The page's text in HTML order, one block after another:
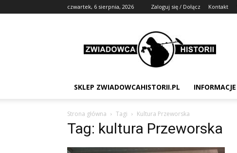
czwartek, 6 sierpnia, 2026 Zaloguj się / Dołącz Kontakt
Zwiadowca
Historii
SKLEP ZWIADOWCAHISTORII.PL INFORMACJE
Strona główna Tagi Kultura Przeworska
Tag: kultura Przeworska